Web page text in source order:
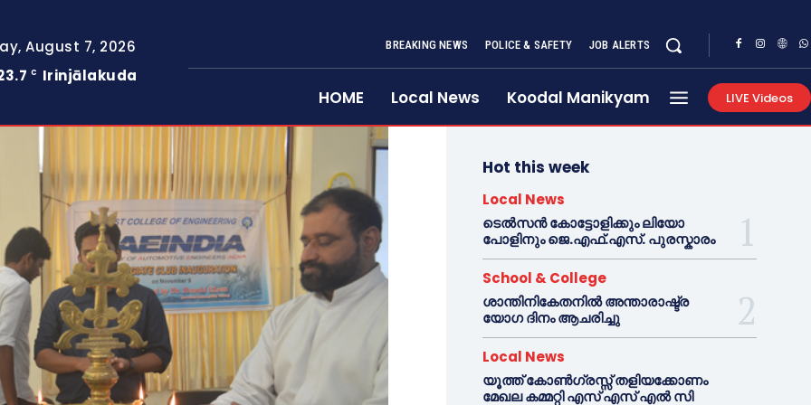
August 7, 2026
C Irinjālakuda
BREAKING NEWS POLICE & SAFETY JOB ALERTS
HOME Local News Koodal Manikyam LIVE Videos
Hot this week
Local News
ടെൽസൻ കോട്ടോളിക്കും ലിയോ
പോളിനും ജെ.എഫ്.എസ്. പുരസ്കാരം
School & College
ശാന്തിനികേതനിൽ അന്താരാഷ്ട്ര
യോഗ ദിനം ആചരിച്ചു
Local News
യൂത്ത് കോൺഗ്രസ്സ് തളിയക്കോണം
മേഖല കമ്മറ്റി എസ് എസ് എൽ സി